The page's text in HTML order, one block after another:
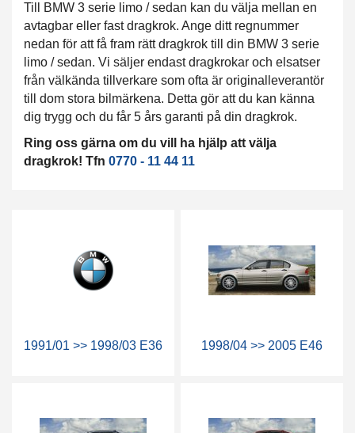
Till BMW 3 serie limo / sedan kan du välja mellan en
avtagbar eller fast dragkrok. Ange ditt regnummer
nedan för att få fram rätt dragkrok till din BMW 3 serie
limo / sedan. Vi säljer endast dragkrokar och elsatser
från välkända tillverkare som ofta är originalleverantör
till dom stora bilmärkena. Detta gör att du kan känna
dig trygg och du får 5 års garanti på din dragkrok.
Ring oss gärna om du vill ha hjälp att välja
dragkrok! Tfn 0770 - 11 44 11
1991/01 >> 1998/03 E36 1998/04 >> 2005 E46